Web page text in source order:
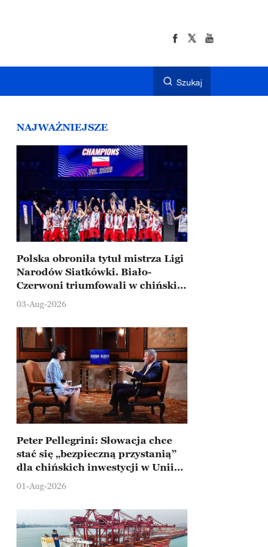
Szukaj
NAJWAŻNIEJSZE
Polska obroniła tytuł mistrza Ligi
Narodów Siatkówki. Biało-
Czerwoni triumfowali w chińskim
Ningbo
03-Aug-2026
Peter Pellegrini: Słowacja chce
stać się „bezpieczną przystanią”
dla chińskich inwestycji w Unii
Europejskiej
01-Aug-2026